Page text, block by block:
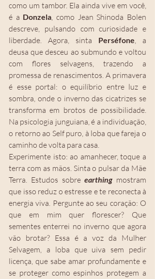
como um tambor. Ela ainda vive em você,
é a Donzela, como Jean Shinoda Bolen
descreve, pulsando com curiosidade e
liberdade. Agora, sinta Perséfone, a
deusa que desceu ao submundo e voltou
com flores selvagens, trazendo a
promessa de renascimentos. A primavera
é esse portal: o equilíbrio entre luz e
sombra, onde o inverno das cicatrizes se
transforma em brotos de possibilidade.
Na psicologia junguiana, é a individuação,
o retorno ao Self puro, à loba que fareja o
caminho de volta para casa.
Experimente isto: ao amanhecer, toque a
terra com as mãos. Sinta o pulsar da Mãe
Terra. Estudos sobre earthing mostram
que isso reduz o estresse e te reconecta à
energia viva. Pergunte ao seu coração: O
que em mim quer florescer? Que
sementes enterrei no inverno que agora
vão brotar? Essa é a voz da Mulher
Selvagem, a loba que uiva sem pedir
licença, que sabe amar profundamente e
se proteger como espinhos protegem a